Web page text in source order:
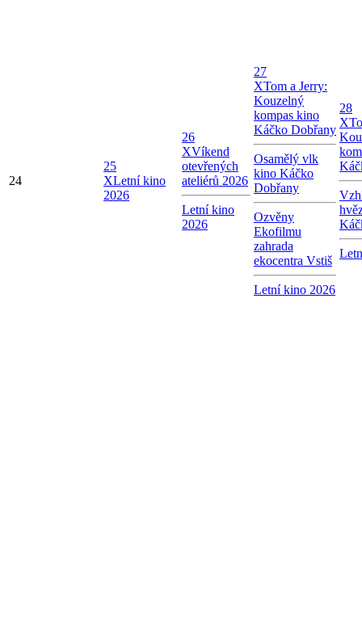
24
25
XLetní kino
2026
26
XVíkend
otevřených
ateliérů 2026
Letní kino
2026
27
XTom a Jerry:
Kouzelný
kompas kino
Káčko Dobřany
Osamělý vlk
kino Káčko
Dobřany
Ozvěny
Ekofilmu
zahrada
ekocentra Vstiš
Letní kino 2026
28
X